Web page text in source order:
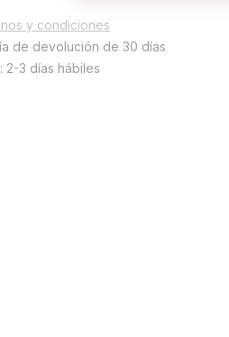
y condiciones
de devolución de 30 días
2-3 días hábiles